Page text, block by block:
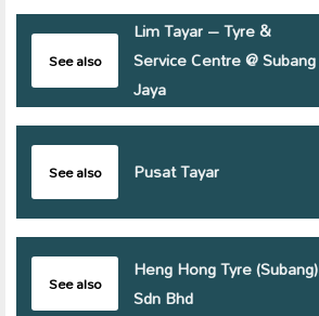
See also
Lim Tayar – Tyre &
Service Centre @ Subang
Jaya
See also Pusat Tayar
See also
Heng Hong Tyre (Subang)
Sdn Bhd